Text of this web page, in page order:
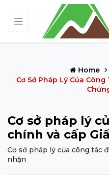
Home
Cơ Sở Pháp Lý Của
Cơ sở pháp lý
chính và cấp
Cơ sở pháp lý của công tác
nhận